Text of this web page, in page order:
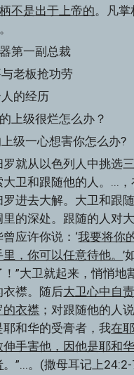
不是出于上帝的。凡掌
第一副总裁
老板抢功劳
的经历
上级很烂怎么办？
级一心想害你怎么办?
罗就从以色列人中挑选
大卫和跟随他的人。...，
罗进去大解。大卫和跟
里的深处。跟随的人对
曾应许你说：‘我要将你
里，你可以任意待他。’
！”大卫就起来，悄悄地
衣襟。随后大卫心中自
的衣襟 ；对跟随他的人
耶和华的受膏者，我在
伸手害他，因他是耶和
。”...。(撒母耳记上